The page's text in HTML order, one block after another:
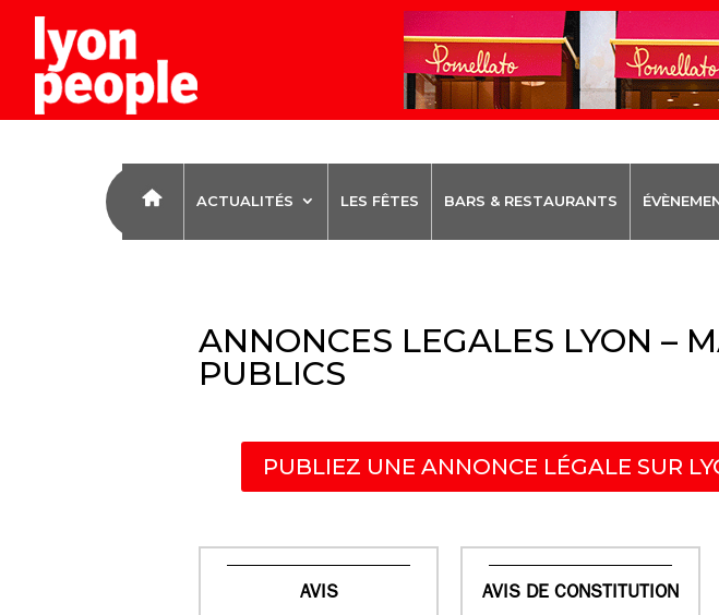
ACTUALITÉS LES FÊTES BARS & RESTAURANTS
ANNONCES LEGALES LYON –
PUBLICS
PUBLIEZ UNE ANNONCE LÉGALE SUR
AVIS AVIS DE CONSTITUTION